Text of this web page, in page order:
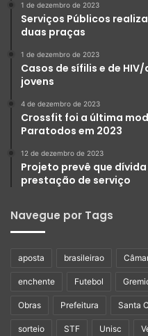
1 de dezembro de 2023
Serviços Públicos
duas praças
1 de dezembro de 2023
Casos de sífilis e de
jovens
4 de dezembro de 2023
Crossfit foi a última
Paratodos em 2023
12 de dezembro de 2023
Projeto prevê que
prestação de serviço
Navegue por Tags
aposta brasileirao
enchente Futebol
Obras Prefeitura Santa
sorteio STF Unisc